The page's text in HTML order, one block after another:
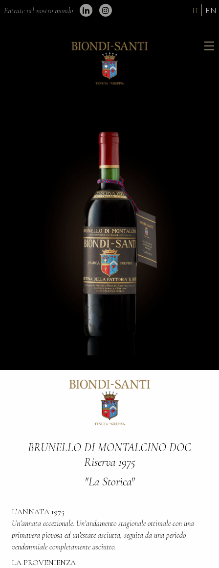
Entrate nel nostro mondo IT EN
BRUNELLO DI MONTALCINO DOC
Riserva 1975
"La Storica"
L’ANNATA 1975
Un’annata eccezionale. Un’andamento stagionale ottimale con una
primavera piovosa ed un’estate asciutta, seguita da una periodo
vendemmiale completamente asciutto.
LA PROVENIENZA